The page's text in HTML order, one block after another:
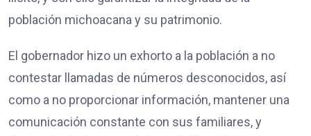
población michoacana y su patrimonio.
El gobernador hizo un exhorto a la población a no
contestar llamadas de números desconocidos, así
como a no proporcionar información, mantener una
comunicación constante con sus familiares, y